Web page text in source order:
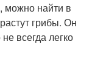
можно найти в
грибы. Он
всегда легко